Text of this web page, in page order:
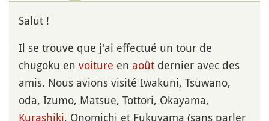
Salut !
Il se trouve que j'ai effectué un tour de
chugoku en voiture en août dernier avec des
amis. Nous avions visité Iwakuni, Tsuwano,
oda, Izumo, Matsue, Tottori, Okayama,
Kurashiki, Onomichi et Fukuyama (sans parler